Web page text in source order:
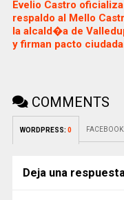
Evelio Castro oficializa
respaldo al Mello
la alcald�a de
y firman pacto
COMMENTS
WORDPRESS: 0 FACEBOOK:
Deja una